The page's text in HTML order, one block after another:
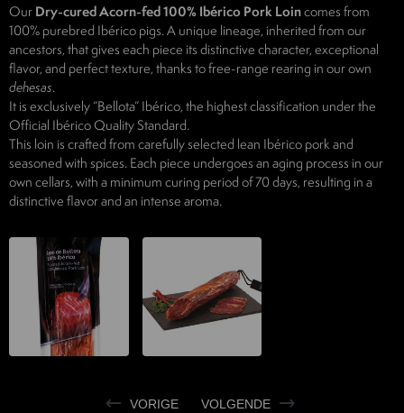
OurDry-cured Acorn-fed 100% Ibérico Pork Loincomes from
100% purebred Ibérico pigs. A unique lineage, inherited from our
ancestors, that gives each piece its distinctive character, exceptional
flavor, and perfect texture, thanks to free-range rearing in our own
dehesas.
It is exclusively “Bellota” Ibérico, the highest classification under the
Official Ibérico Quality Standard.
This loin is crafted from carefully selected lean Ibérico pork and
seasoned with spices. Each piece undergoes an aging process in our
own cellars, with a minimum curing period of 70 days, resulting in a
distinctive flavor and an intense aroma.
VORIGE VOLGENDE